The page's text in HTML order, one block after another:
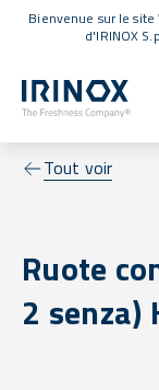
Bienvenue sur le
d'IRINOX
Tout voir
Ruote
2 senza)